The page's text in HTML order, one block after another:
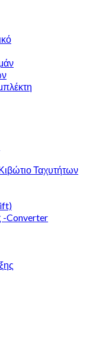
Ταχυτήτων
-Converter